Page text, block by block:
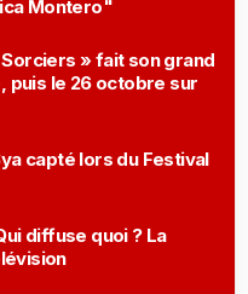
Montero"
» fait son grand
puis le 26 octobre sur
capté lors du Festival
diffuse quoi ? La